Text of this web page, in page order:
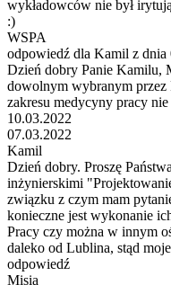
wykładowców nie był
:)
WSPA
odpowiedź dla Kamil z dnia
Dzień dobry Panie Kamilu,
dowolnym wybranym przez
zakresu medycyny pracy
10.03.2022
07.03.2022
Kamil
Dzień dobry. Proszę
inżynierskimi
związku z czym mam
konieczne jest wykonanie
Pracy czy można w innym
daleko od Lublina, stąd
odpowiedź
Misia